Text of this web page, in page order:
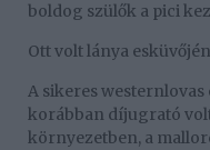
boldog szülők a pici
Ott volt lánya esküvőjén
A sikeres westernlovas
korábban díjugrató
környezetben, a